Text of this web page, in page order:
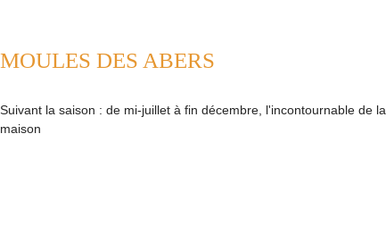
MOULES DES ABERS
Suivant la saison : de mi-juillet à fin décembre, l'incontournable de la
maison